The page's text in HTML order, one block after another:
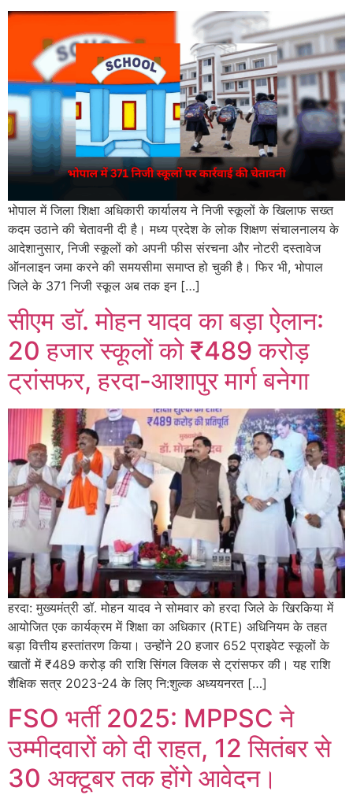
भोपाल में जिला शिक्षा अधिकारी कार्यालय ने निजी स्कूलों के खिलाफ सख्त
कदम उठाने की चेतावनी दी है। मध्य प्रदेश के लोक शिक्षण संचालनालय के
आदेशानुसार, निजी स्कूलों को अपनी फीस संरचना और नोटरी दस्तावेज
ऑनलाइन जमा करने की समयसीमा समाप्त हो चुकी है। फिर भी, भोपाल
जिले के 371 निजी स्कूल अब तक इन […]
सीएम डॉ. मोहन यादव का बड़ा ऐलान:
20 हजार स्कूलों को ₹489 करोड़
ट्रांसफर, हरदा-आशापुर मार्ग बनेगा
हरदा: मुख्यमंत्री डॉ. मोहन यादव ने सोमवार को हरदा जिले के खिरकिया में
आयोजित एक कार्यक्रम में शिक्षा का अधिकार (RTE) अधिनियम के तहत
बड़ा वित्तीय हस्तांतरण किया। उन्होंने 20 हजार 652 प्राइवेट स्कूलों के
खातों में ₹489 करोड़ की राशि सिंगल क्लिक से ट्रांसफर की। यह राशि
शैक्षिक सत्र 2023-24 के लिए नि:शुल्क अध्ययनरत […]
FSO भर्ती 2025: MPPSC ने
उम्मीदवारों को दी राहत, 12 सितंबर से
30 अक्टूबर तक होंगे आवेदन।